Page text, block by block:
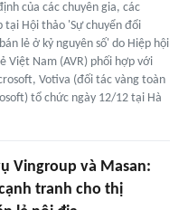
của các chuyên gia, các
tại Hội thảo 'Sự chuyển đổi
lẻ ở kỷ nguyên số' do Hiệp hội
Việt Nam (AVR) phối hợp với
Votiva (đối tác vàng toàn
tổ chức ngày 12/12 tại Hà
Vingroup và Masan:
tranh cho thị